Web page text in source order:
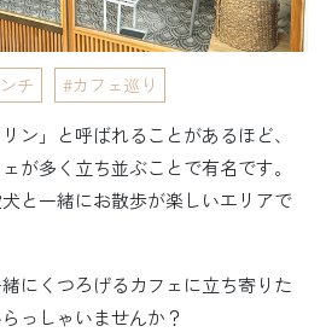
チ カフェ巡り
ン」と呼ばれることがあるほど、
が多く立ち並ぶことで有名です。
と一緒にお散歩が楽しいエリアで
にくつろげるカフェに立ち寄りた
っしゃいませんか？